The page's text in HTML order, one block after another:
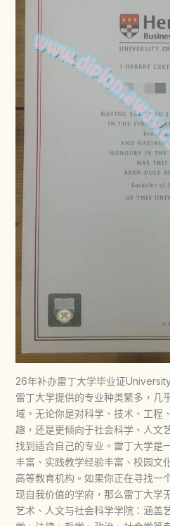
26年补办雷丁大学毕业证
雷丁大学提供的专业种类繁多，几
域。无论你是对科学、技术、工程
趣，还是更倾向于社会科学、人文
找到适合自己的专业。雷丁大学是
丰富、实践教学经验丰富、校园文
高等教育机构。如果你正在寻找一
现自我价值的学府，那么雷丁大学
艺术、人文与社会科学学院：涵盖